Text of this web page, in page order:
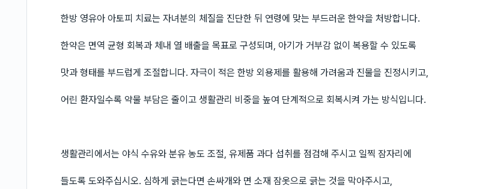
한방 영유아 아토피 치료는 자녀분의 체질을 진단한 뒤 연령에 맞는 부드러운 한약을 처방합니다.
한약은 면역 균형 회복과 체내 열 배출을 목표로 구성되며, 아기가 거부감 없이 복용할 수 있도록
맛과 형태를 부드럽게 조절합니다. 자극이 적은 한방 외용제를 활용해 가려움과 진물을 진정시키고,
어린 환자일수록 약물 부담은 줄이고 생활관리 비중을 높여 단계적으로 회복시켜 가는 방식입니다.
생활관리에서는 야식 수유와 분유 농도 조절, 유제품 과다 섭취를 점검해 주시고 일찍 잠자리에
들도록 도와주십시오. 심하게 긁는다면 손싸개와 면 소재 잠옷으로 긁는 것을 막아주시고,